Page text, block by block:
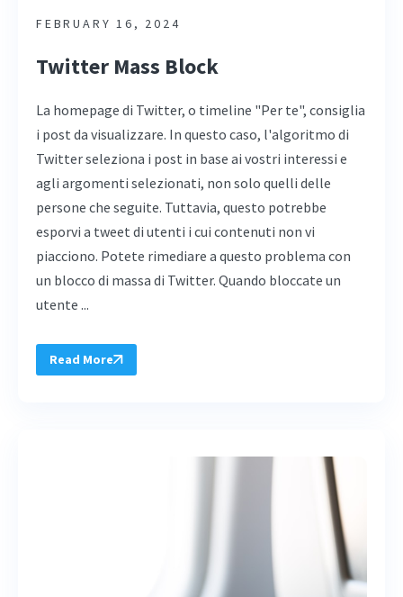
FEBRUARY 16, 2024
Twitter Mass Block
La homepage di Twitter, o timeline "Per te", consiglia
i post da visualizzare. In questo caso, l'algoritmo di
Twitter seleziona i post in base ai vostri interessi e
agli argomenti selezionati, non solo quelli delle
persone che seguite. Tuttavia, questo potrebbe
esporvi a tweet di utenti i cui contenuti non vi
piacciono. Potete rimediare a questo problema con
un blocco di massa di Twitter. Quando bloccate un
utente ...
Read More